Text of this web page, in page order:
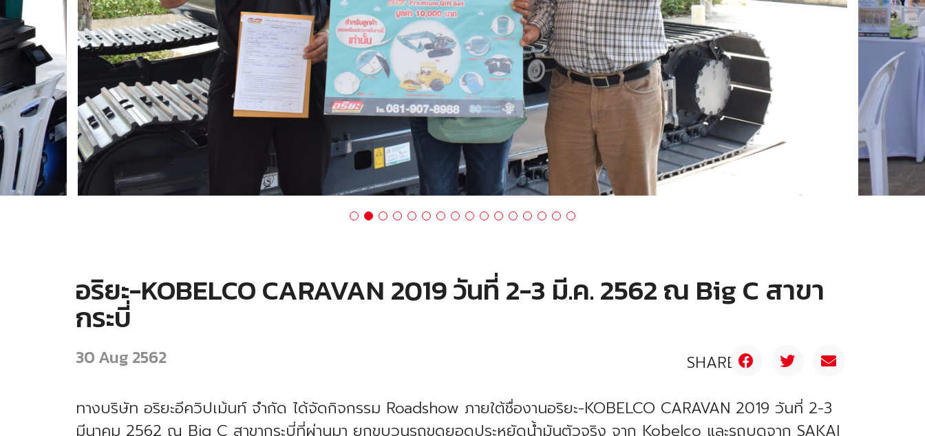
อริยะ-KOBELCO CARAVAN 2019 วันที่ 2-3 มี.ค. 2562 ณ Big C สาขา
กระบี่
30 Aug 2562
SHARE
ทางบริษัท อริยะอีควิปเม้นท์ จำกัด ได้จัดกิจกรรม Roadshow ภายใต้ชื่องานอริยะ-KOBELCO CARAVAN 2019 วันที่ 2-3
มีนาคม 2562 ณ Big C สาขากระบี่ที่ผ่านมา ยกขบวนรถขุดยอดประหยัดน้ำมันตัวจริง จาก Kobelco และรถบดจาก SAKAI